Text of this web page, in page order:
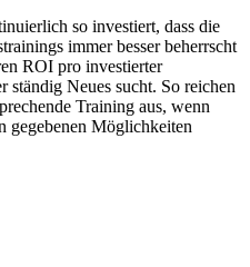
so investiert, dass die
immer besser beherrscht
ROI pro investierter
ständig Neues sucht. So reichen
Training aus, wenn
gegebenen Möglichkeiten